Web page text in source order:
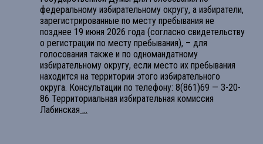
федеральному избирательному округу, а избиратели,
зарегистрированные по месту пребывания не
позднее 19 июня 2026 года (согласно свидетельству
о регистрации по месту пребывания), – для
голосования также и по одномандатному
избирательному округу, если место их пребывания
находится на территории этого избирательного
округа. Консультации по телефону: 8(861)69 — 3-20-
86 Территориальная избирательная комиссия
Лабинская ...